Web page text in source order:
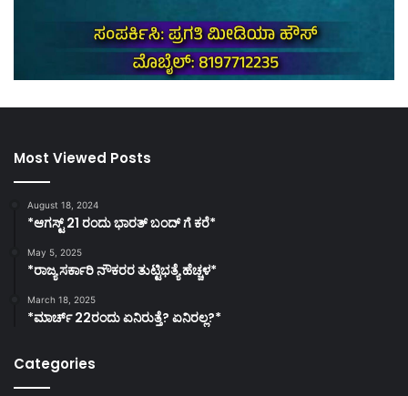
Most Viewed Posts
August 18, 2024
*ಆಗಸ್ಟ್ 21 ರಂದು ಭಾರತ್‌ ಬಂದ್‌ ಗೆ ಕರೆ*
May 5, 2025
*ರಾಜ್ಯ ಸರ್ಕಾರಿ ನೌಕರರ ತುಟ್ಟಿಭತ್ಯೆ ಹೆಚ್ಚಳ*
March 18, 2025
*ಮಾರ್ಚ್ 22ರಂದು ಏನಿರುತ್ತೆ? ಏನಿರಲ್ಲ?*
Categories